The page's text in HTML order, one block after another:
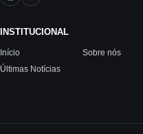
INSTITUCIONAL
Início
Últimas Notícias
Sobre nós